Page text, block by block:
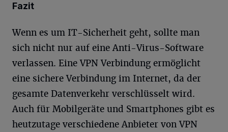
Fazit
Wenn es um IT-Sicherheit geht, sollte man
sich nicht nur auf eine Anti-Virus-Software
verlassen. Eine VPN Verbindung ermöglicht
eine sichere Verbindung im Internet, da der
gesamte Datenverkehr verschlüsselt wird.
Auch für Mobilgeräte und Smartphones gibt es
heutzutage verschiedene Anbieter von VPN